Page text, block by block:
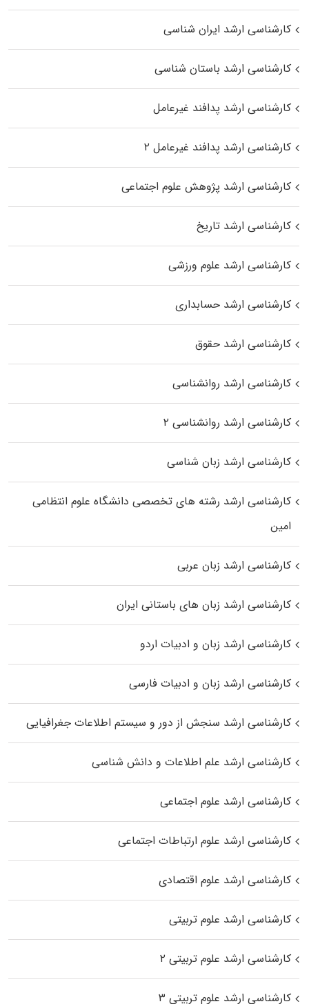
کارشناسی ارشد ایران شناسی
کارشناسی ارشد باستان شناسی
کارشناسی ارشد پدافند غیرعامل
کارشناسی ارشد پدافند غیرعامل ۲
کارشناسی ارشد پژوهش علوم اجتماعی
کارشناسی ارشد تاریخ
کارشناسی ارشد علوم ورزشی
کارشناسی ارشد حسابداری
کارشناسی ارشد حقوق
کارشناسی ارشد روانشناسی
کارشناسی ارشد روانشناسی ۲
کارشناسی ارشد زبان شناسی
کارشناسی ارشد رﺷﺘﻪ ﻫﺎی تخصصی داﻧﺸﮕﺎه ﻋﻠﻮم انتظامی
اﻣﻴﻦ
کارشناسی ارشد زبان عربی
کارشناسی ارشد زبان‌ های باستانی ایران
کارشناسی ارشد زبان و ادبیات اردو
کارشناسی ارشد زبان و ادبیات فارسی
کارشناسی ارشد سنجش از دور و سیستم اطلاعات جغرافیایی
کارشناسی ارشد علم اطلاعات و دانش شناسی
کارشناسی ارشد علوم اجتماعی
کارشناسی ارشد علوم ارتباطات اجتماعی
کارشناسی ارشد علوم اقتصادی
کارشناسی ارشد علوم تربیتی
کارشناسی ارشد علوم تربیتی ۲
کارشناسی ارشد علوم تربیتی ۳